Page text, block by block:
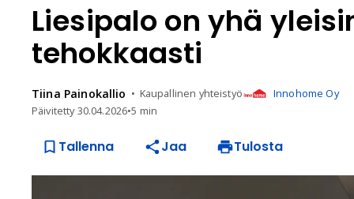
Liesipalo on yhä
tehokkaasti
Tiina Painokallio Kaupallinen yhteistyö
Innohome Oy
Päivitetty30.04.2026•5 min
Tallenna Jaa Tulosta